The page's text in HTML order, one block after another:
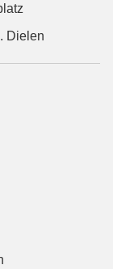
Dielen